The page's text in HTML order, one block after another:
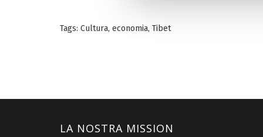
Tags: Cultura, economia, Tibet
LA NOSTRA MISSION